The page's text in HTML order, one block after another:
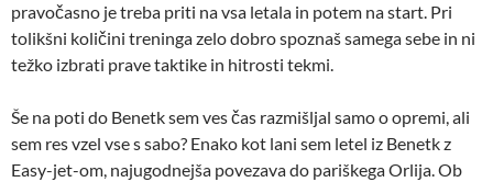
pravočasno je treba priti na vsa letala in potem na start. Pri
tolikšni količini treninga zelo dobro spoznaš samega sebe in ni
težko izbrati prave taktike in hitrosti tekmi.
Še na poti do Benetk sem ves čas razmišljal samo o opremi, ali
sem res vzel vse s sabo? Enako kot lani sem letel iz Benetk z
Easy-jet-om, najugodnejša povezava do pariškega Orlija. Ob